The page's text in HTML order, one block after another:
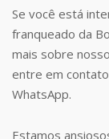
Se você está
franqueado da
mais sobre
entre em
WhatsApp.
Estamos